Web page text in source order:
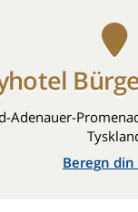
Adenauer-
Beregn